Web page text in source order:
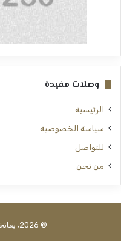
وصلات مفيدة
الرئيسية
سياسة الخصوصية
للتواصل
من نحن
© 2026، بعانخي برس |